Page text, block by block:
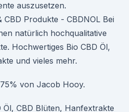
auszusetzen.
Produkte - CBDNOL Bei
natürlich hochqualitative
Hochwertiges Bio CBD Öl,
und vieles mehr.
von Jacob Hooy.
Öl, CBD Blüten, Hanfextrakte